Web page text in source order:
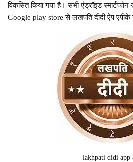
विकसित किया गया है। सभी एंड्रॉइड
Google play store से लखपति दीदी ऐप
lakhpati didi app